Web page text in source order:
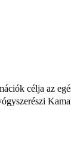
célja az